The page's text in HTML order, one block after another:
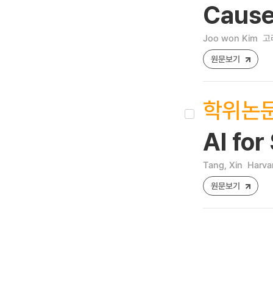
Joo won Kim
원문보기
학위논
AI for
Tang, Xin
원문보기